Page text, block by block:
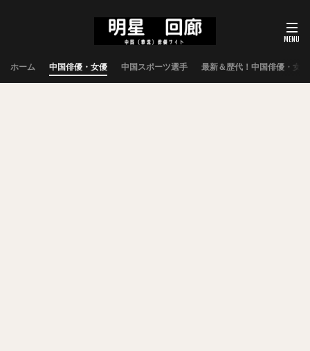
ホーム 中国俳優・女優 中国スポーツ選手 最新＆歴代！中国俳優・女